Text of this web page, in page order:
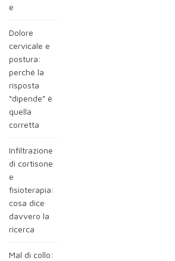
e
Dolore
cervicale e
postura:
perché la
risposta
“dipende” è
quella
corretta
Infiltrazione
di cortisone
e
fisioterapia:
cosa dice
davvero la
ricerca
Mal di collo: